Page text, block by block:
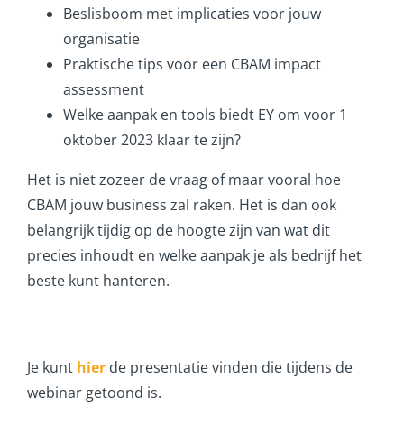
Beslisboom met implicaties voor jouw
organisatie
Praktische tips voor een CBAM impact
assessment
Welke aanpak en tools biedt EY om voor 1
oktober 2023 klaar te zijn?
Het is niet zozeer de vraag of maar vooral hoe
CBAM jouw business zal raken. Het is dan ook
belangrijk tijdig op de hoogte zijn van wat dit
precies inhoudt en welke aanpak je als bedrijf het
beste kunt hanteren.
Je kunt hier de presentatie vinden die tijdens de
webinar getoond is.